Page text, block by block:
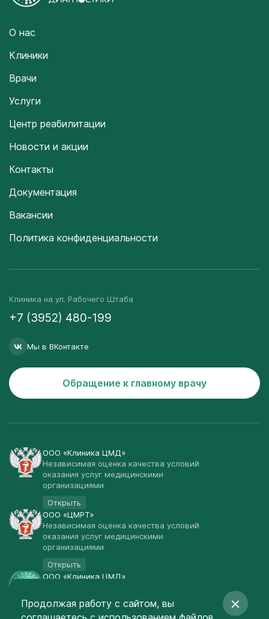
О нас
Клиники
Врачи
Услуги
Центр реабилитации
Новости и акции
Контакты
Документация
Вакансии
Политика конфиденциальности
Клиника на ул. Рабочего Штаба
+7 (3952) 480-199
Мы в ВКонтакте
Обращение к главному врачу
ООО «Клиника ЦМД»
Независимая оценка качества условий
оказания услуг медицинскими
организациями
Открыть
ООО «ЦМРТ»
Независимая оценка качества условий
оказания услуг медицинскими
организациями
Открыть
ООО «Клиника ЦМД»
Открыть
Продолжая работу с сайтом, вы